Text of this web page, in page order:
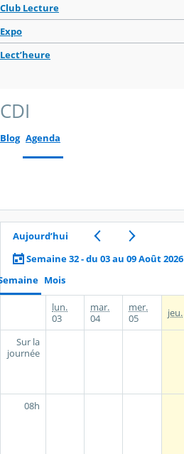
Club Lecture
Expo
Lect’heure
CDI
Blog Agenda
Aujourd’hui
Semaine 32 - du 03 au 09 Août 2026
Mois
lun.
03
mar.
04
mer.
05
jeu.
Sur la
journée
08h